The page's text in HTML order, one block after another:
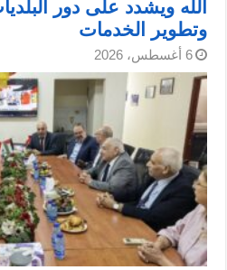
الله ويشدد على دور
وتطوير الخدمات
6 أغسطس، 2026